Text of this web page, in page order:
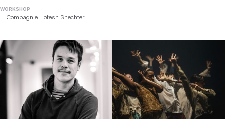
WORKSHOP
Compagnie Hofesh Shechter